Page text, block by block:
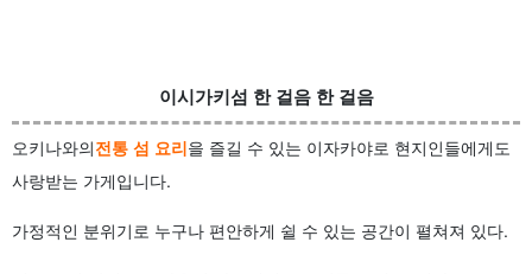
이시가키섬 한 걸음 한 걸음
오키나와의전통 섬 요리을 즐길 수 있는 이자카야로 현지인들에게도
사랑받는 가게입니다.
가정적인 분위기로 누구나 편안하게 쉴 수 있는 공간이 펼쳐져 있다.